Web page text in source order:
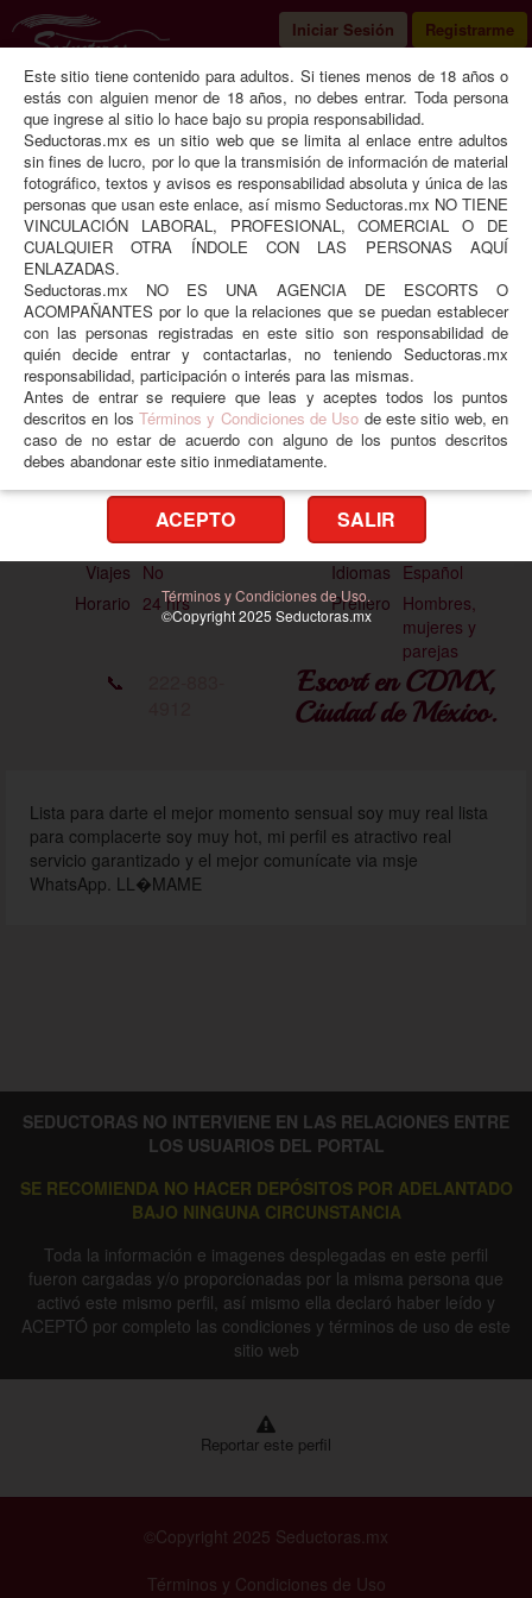
Iniciar Sesión Registrarme
Seductoras Ciudad de México CDMX
Weritabonita
1.60 mts Medidas
Tez Clara Ojos Café
Viajes No Idiomas Español
Horario 24 hrs Prefiero Hombres,
mujeres y
parejas
📞
Escort en CDMX,
Ciudad de México.
❮ ❯
Lista para darte el mejor momento sensual soy muy real lista
para complacerte soy muy hot, mi perfil es atractivo real
servicio garantizado y el mejor comunícate via msje
WhatsApp. LL�MAME
SEDUCTORAS NO INTERVIENE EN LAS RELACIONES ENTRE
LOS USUARIOS DEL PORTAL
SE RECOMIENDA NO HACER DEPÓSITOS POR ADELANTADO
BAJO NINGUNA CIRCUNSTANCIA
Toda la información e imagenes desplegadas en este perfil
fueron cargadas y/o proporcionadas por la misma persona que
activó este mismo perfil, así mismo ella declaró haber leído y
ACEPTÓ por completo las condiciones y términos de uso de este
sitio web
Reportar este perfil
©Copyright 2025 Seductoras.mx
Términos y Condiciones de Uso
Este sitio tiene contenido para adultos. Si tienes menos de 18 años o
estás con alguien menor de 18 años, no debes entrar. Toda persona
que ingrese al sitio lo hace bajo su propia responsabilidad.
Seductoras.mx es un sitio web que se limita al enlace entre adultos
sin fines de lucro, por lo que la transmisión de información de material
fotográfico, textos y avisos es responsabilidad absoluta y única de las
personas que usan este enlace, así mismo Seductoras.mx NO TIENE
VINCULACIÓN LABORAL, PROFESIONAL, COMERCIAL O DE
CUALQUIER OTRA ÍNDOLE CON LAS PERSONAS AQUÍ
ENLAZADAS.
Seductoras.mx NO ES UNA AGENCIA DE ESCORTS O
ACOMPAÑANTES por lo que la relaciones que se puedan establecer
con las personas registradas en este sitio son responsabilidad de
quién decide entrar y contactarlas, no teniendo Seductoras.mx
responsabilidad, participación o interés para las mismas.
Antes de entrar se requiere que leas y aceptes todos los puntos
descritos en los Términos y Condiciones de Uso de este sitio web, en
caso de no estar de acuerdo con alguno de los puntos descritos
debes abandonar este sitio inmediatamente.
ACEPTO SALIR
Términos y Condiciones de Uso.
©Copyright 2025 Seductoras.mx